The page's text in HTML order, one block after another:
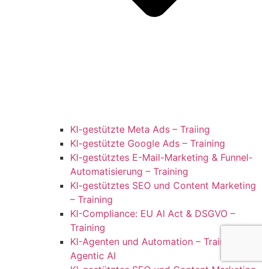
KI-gestützte Meta Ads – Traiing
KI-gestützte Google Ads – Training
KI-gestütztes E-Mail-Marketing & Funnel-
Automatisierung – Training
KI-gestütztes SEO und Content Marketing
– Training
KI-Compliance: EU AI Act & DSGVO –
Training
KI-Agenten und Automation – Training für
Agentic AI